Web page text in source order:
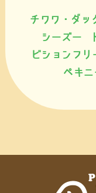
チワワ・ダッ
シーズー
ビションフリ
ペキニ